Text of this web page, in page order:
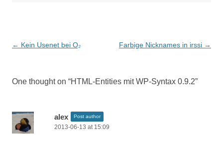
Post
← Kein Usenet bei O₂ Farbige Nicknames in irssi →
One thought on “HTML-Entities mit WP-Syntax 0.9.2”
alex Post author
2013-06-13 at 15:09